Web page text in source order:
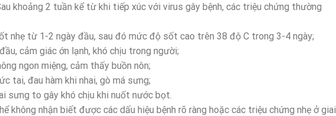
khoảng 2 tuần kể từ khi tiếp xúc với virus gây bệnh, các triệu chứng thường
nhẹ từ 1-2 ngày đầu, sau đó mức độ sốt cao trên 38 độ C trong 3-4 ngày;
cảm giác ớn lạnh, khó chịu trong người;
ngon miệng, cảm thấy buồn nôn;
tai, đau hàm khi nhai, gò má sưng;
sưng to gây khó chịu khi nuốt nước bọt.
không nhận biết được các dấu hiệu bệnh rõ ràng hoặc các triệu chứng nhẹ ở giai